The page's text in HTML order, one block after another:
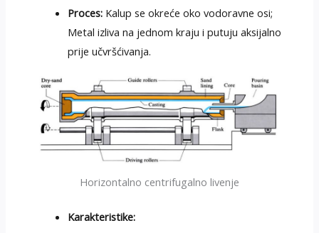
Proces: Kalup se okreće oko vodoravne osi;
Metal izliva na jednom kraju i putuju aksijalno
prije učvršćivanja.
Horizontalno centrifugalno livenje
Karakteristike: